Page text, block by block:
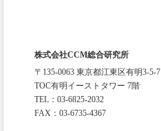
株式会社CCM総合研究所
〒135-0063 東京都江東区有明3-5-7
TOC有明イーストタワー 7階
TEL：03-6825-2032
FAX：03-6735-4367